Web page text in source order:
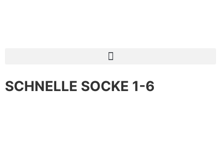
SCHNELLE SOCKE 1-6